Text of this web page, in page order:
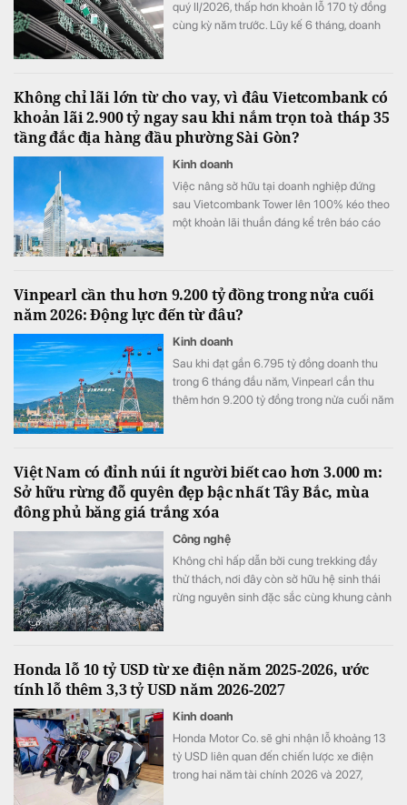
quý II/2026, thấp hơn khoản lỗ 170 tỷ đồng
cùng kỳ năm trước. Lũy kế 6 tháng, doanh
Không chỉ lãi lớn từ cho vay, vì đâu Vietcombank có
khoản lãi 2.900 tỷ ngay sau khi nắm trọn toà tháp 35
tầng đắc địa hàng đầu phường Sài Gòn?
Kinh doanh
Việc nâng sở hữu tại doanh nghiệp đứng
sau Vietcombank Tower lên 100% kéo theo
một khoản lãi thuần đáng kể trên báo cáo
Vinpearl cần thu hơn 9.200 tỷ đồng trong nửa cuối
năm 2026: Động lực đến từ đâu?
Kinh doanh
Sau khi đạt gần 6.795 tỷ đồng doanh thu
trong 6 tháng đầu năm, Vinpearl cần thu
thêm hơn 9.200 tỷ đồng trong nửa cuối năm
Việt Nam có đỉnh núi ít người biết cao hơn 3.000 m:
Sở hữu rừng đỗ quyên đẹp bậc nhất Tây Bắc, mùa
đông phủ băng giá trắng xóa
Công nghệ
Không chỉ hấp dẫn bởi cung trekking đầy
thử thách, nơi đây còn sở hữu hệ sinh thái
rừng nguyên sinh đặc sắc cùng khung cảnh
Honda lỗ 10 tỷ USD từ xe điện năm 2025-2026, ước
tính lỗ thêm 3,3 tỷ USD năm 2026-2027
Kinh doanh
Honda Motor Co. sẽ ghi nhận lỗ khoảng 13
tỷ USD liên quan đến chiến lược xe điện
trong hai năm tài chính 2026 và 2027,